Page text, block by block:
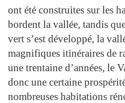
ont été construites sur les
bordent la vallée, tandis
vert s’est développé, la
magnifiques itinéraires de
une trentaine d’années, le
donc une certaine
nombreuses habitations